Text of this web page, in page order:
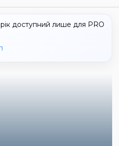
рік доступний лише для PRO